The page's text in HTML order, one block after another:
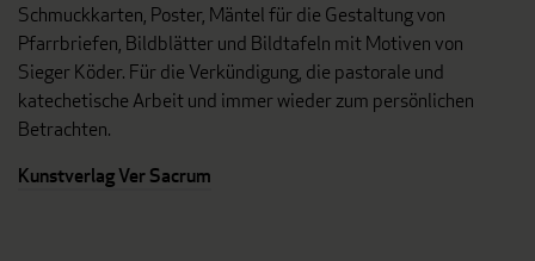
Schmuckkarten, Poster, Mäntel für die Gestaltung von
Pfarrbriefen, Bildblätter und Bildtafeln mit Motiven von
Sieger Köder. Für die Verkündigung, die pastorale und
katechetische Arbeit und immer wieder zum persönlichen
Betrachten.
Kunstverlag Ver Sacrum